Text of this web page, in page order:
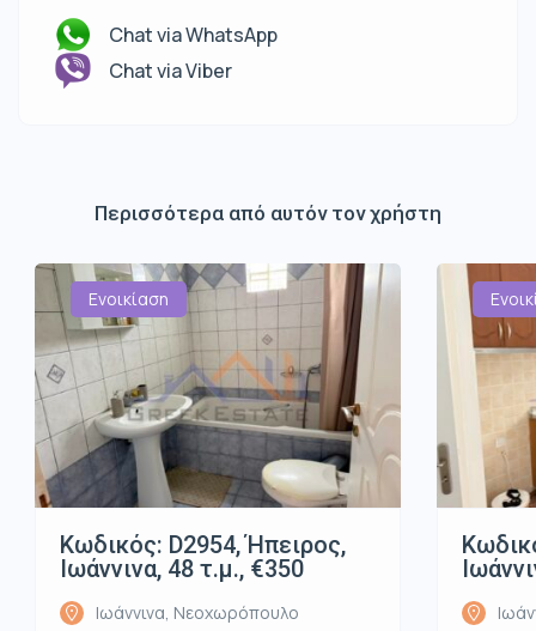
Chat via WhatsApp
Chat via Viber
Περισσότερα από αυτόν τον χρήστη
Ενοικίαση
Κωδικός: D2954, Ήπειρος,
Ιωάννινα, 48 τ.μ., €350
Ιωάννινα, Νεοχωρόπουλο